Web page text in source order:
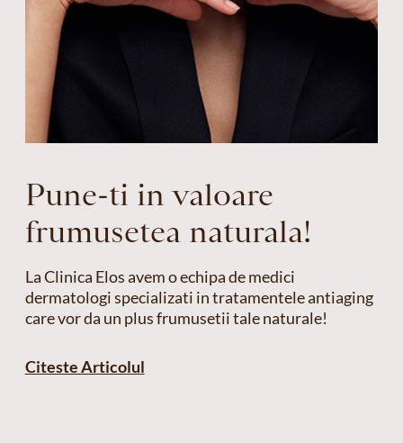
Pune-ti in valoare
frumusetea naturala!
La Clinica Elos avem o echipa de medici
dermatologi specializati in tratamentele antiaging
care vor da un plus frumusetii tale naturale!
Citeste Articolul